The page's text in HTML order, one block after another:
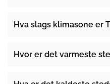
Hva slags klimasone er
Hvor er det varmeste